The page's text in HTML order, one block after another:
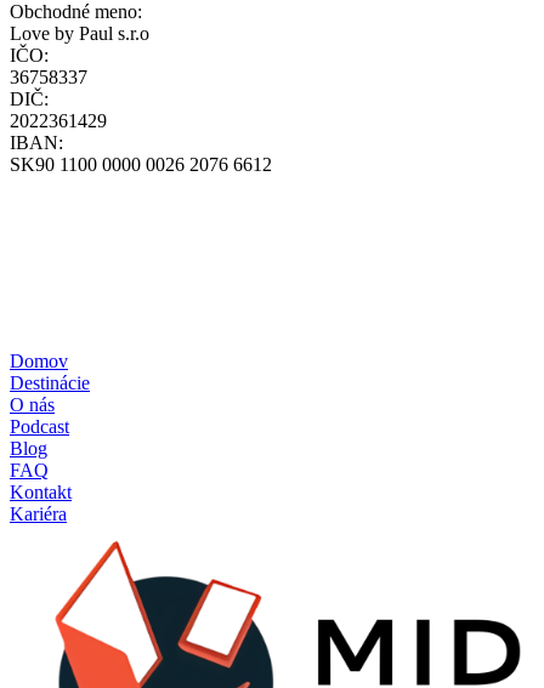
Obchodné meno:
Love by Paul s.r.o
IČO:
36758337
DIČ:
2022361429
IBAN:
SK90 1100 0000 0026 2076 6612
Domov
Destinácie
O nás
Podcast
Blog
FAQ
Kontakt
Kariéra